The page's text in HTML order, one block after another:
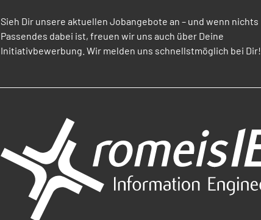
Sieh Dir unsere aktuellen Jobangebote an – und wenn nichts
Passendes dabei ist, freuen wir uns auch über Deine
Initiativbewerbung. Wir melden uns schnellstmöglich bei Dir!